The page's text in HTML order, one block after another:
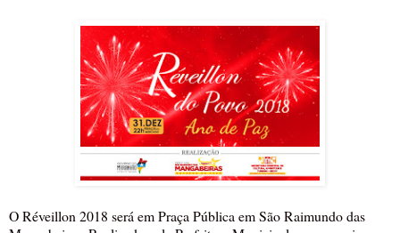
O Réveillon 2018 será em Praça Pública em São Raimundo das